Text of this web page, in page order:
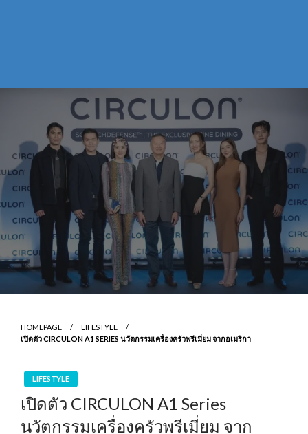
HOMEPAGE
LIFESTYLE
เปิดตัว CIRCULON A1 SERIES นวัตกรรมเครื่องครัวพรีเมี่ยม จากอเมริกา
LIFESTYLE
เปิดตัว CIRCULON A1 Series
นวัตกรรมเครื่องครัวพรีเมี่ยม จาก